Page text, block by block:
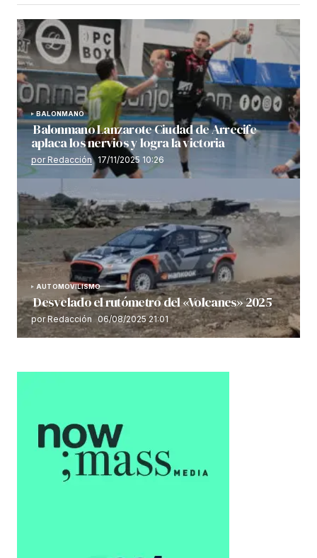
BALONMANO
Balonmano Lanzarote Ciudad de Arrecife
aplaca los nervios y logra la victoria
por Redacción 17/11/2025 10:26
AUTOMOVILISMO
Desvelado el rutómetro del «Volcanes» 2025
por Redacción 06/08/2025 21:01